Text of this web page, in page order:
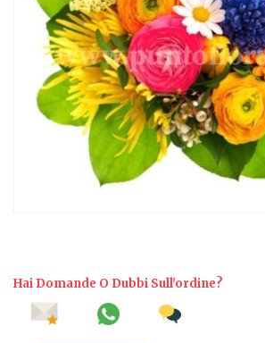
Hai Domande O Dubbi Sull'ordine?